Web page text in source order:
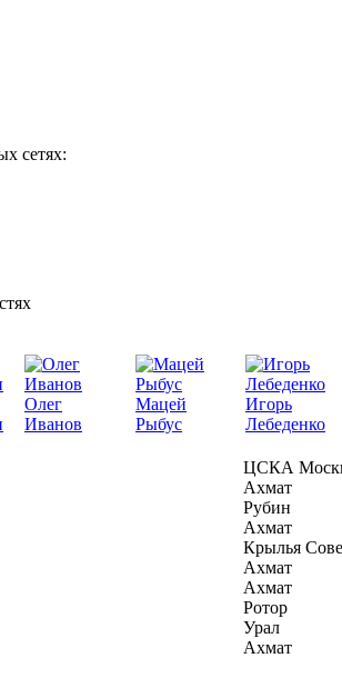
сетях:
Олег
Иванов
Мацей
Рыбус
Игорь
Лебеденко
ЦСКА
Ахмат
Рубин
Ахмат
Крылья
Ахмат
Ахмат
Ротор
Урал
Ахмат